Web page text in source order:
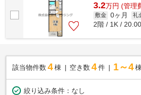
3.2万円 (管理
敷金 0ヶ月 礼
2階 / 1K /
該当物件数 4棟 空き数 4 件 1～4
絞り込み条件： なし